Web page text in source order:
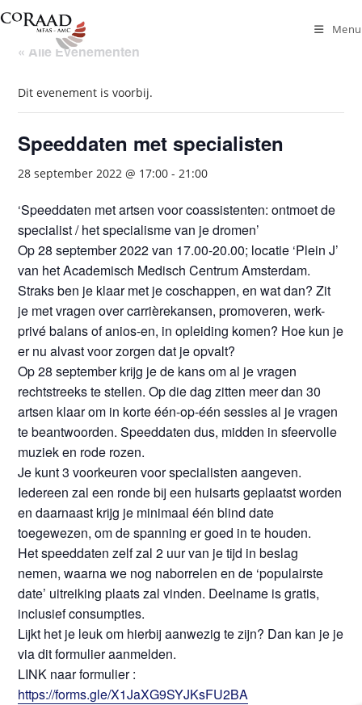
Ga
naar
inhoud
Menu
« Alle Evenementen
Dit evenement is voorbij.
Speeddaten met specialisten
28 september 2022 @ 17:00 -21:00
‘Speeddaten met artsen voor coassistenten: ontmoet de
specialist / het specialisme van je dromen’
Op 28 september 2022 van 17.00-20.00; locatie ‘Plein J’
van het Academisch Medisch Centrum Amsterdam.
Straks ben je klaar met je coschappen, en wat dan? Zit
je met vragen over carrièrekansen, promoveren, werk-
privé balans of anios-en, in opleiding komen? Hoe kun je
er nu alvast voor zorgen dat je opvalt?
Op 28 september krijg je de kans om al je vragen
rechtstreeks te stellen. Op die dag zitten meer dan 30
artsen klaar om in korte één-op-één sessies al je vragen
te beantwoorden. Speeddaten dus, midden in sfeervolle
muziek en rode rozen.
Je kunt 3 voorkeuren voor specialisten aangeven.
Iedereen zal een ronde bij een huisarts geplaatst worden
en daarnaast krijg je minimaal één blind date
toegewezen, om de spanning er goed in te houden.
Het speeddaten zelf zal 2 uur van je tijd in beslag
nemen, waarna we nog naborrelen en de ‘populairste
date’ uitreiking plaats zal vinden. Deelname is gratis,
inclusief consumpties.
Lijkt het je leuk om hierbij aanwezig te zijn? Dan kan je je
via dit formulier aanmelden.
LINK naar formulier :
https://forms.gle/X1JaXG9SYJKsFU2BA